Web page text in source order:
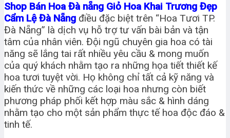
Shop Bán Hoa Đà nẵng Giỏ Hoa Khai Trương Đẹp
Cẩm Lệ Đà Nẵng điều đặc biệt trên “Hoa Tươi TP.
Đà Nẵng” là dịch vụ hỗ trợ tư vấn bài bản và tận
tâm của nhân viên. Đội ngũ chuyên gia hoa có tài
năng sẽ lắng tai rất nhiều yêu cầu & mong muốn
của quý khách nhằm tạo ra những họa tiết thiết kế
hoa tươi tuyệt vời. Họ không chỉ tất cả kỹ năng và
kiến thức về những các loại hoa nhưng còn biết
phương pháp phối kết hợp màu sắc & hình dáng
nhằm tạo cho một sản phẩm thực tế hoa độc đáo &
tinh tế.